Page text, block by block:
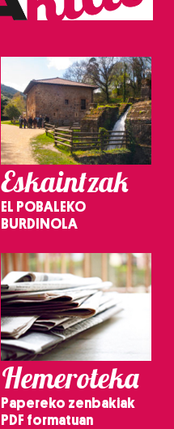
Eskaintzak
EL POBALEKO
BURDINOLA
Hemeroteka
Papereko zenbakiak
PDF formatuan